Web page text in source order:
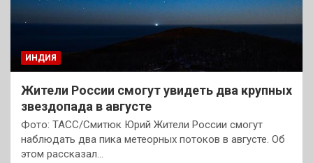
ИНДИЯ
Жители России смогут увидеть два крупных
звездопада в августе
Фото: ТАСС/Смитюк Юрий Жители России смогут
наблюдать два пика метеорных потоков в августе. Об
этом рассказал…